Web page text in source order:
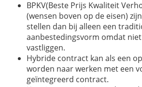
BPKV(Beste Prijs Kwaliteit
(wensen boven op de eisen)
stellen dan bij alleen een
aanbestedingsvorm omdat
vastliggen.
Hybride contract kan als een
worden naar werken met een
geïntegreerd contract.